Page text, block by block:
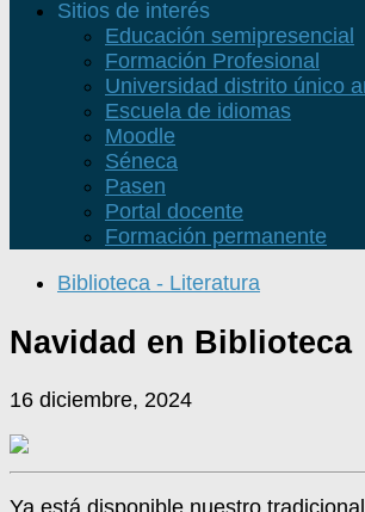
Sitios de interés
Educación semipresencial
Formación Profesional
Universidad distrito único
Escuela de idiomas
Moodle
Séneca
Pasen
Portal docente
Formación permanente
Biblioteca - Literatura
Navidad en Biblioteca
16 diciembre, 2024
Ya está disponible nuestro